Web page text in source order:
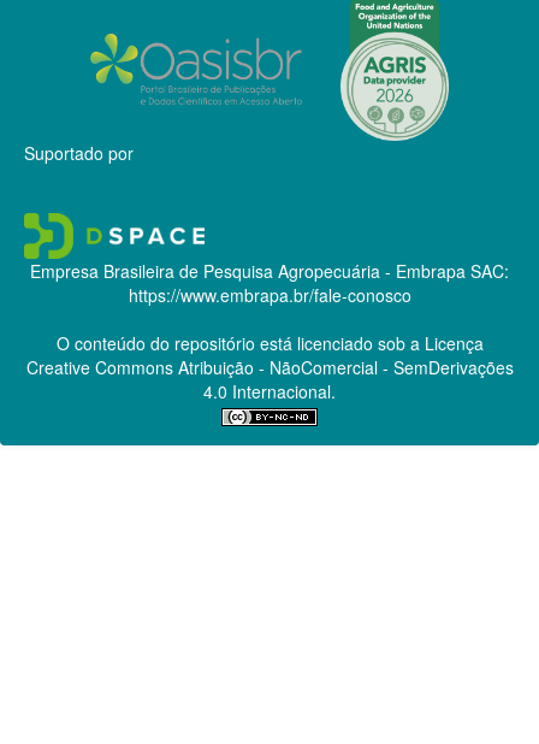
Suportado por
Empresa Brasileira de Pesquisa Agropecuária - Embrapa SAC:
https://www.embrapa.br/fale-conosco
O conteúdo do repositório está licenciado sob a Licença
Creative CommonsAtribuição - NãoComercial - SemDerivações
4.0 Internacional.